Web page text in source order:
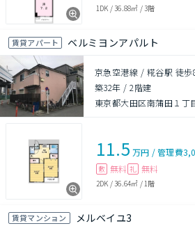
1DK /36.88㎡ /3階
賃貸アパート ベルミヨンアパルト
京急空港線 / 糀谷駅 徒歩
築32年 /2階建
東京都大田区南蒲田１丁
11.5 万円 /管理費
敷 無料 礼 無料
2DK /36.64㎡ / 1階
賃貸マンション メルベイユ3